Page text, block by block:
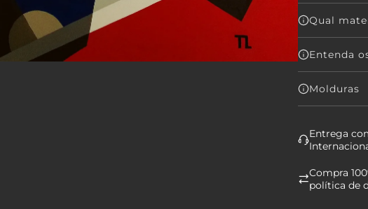
Qual
Entenda
Molduras
Entrega
Compra
política de